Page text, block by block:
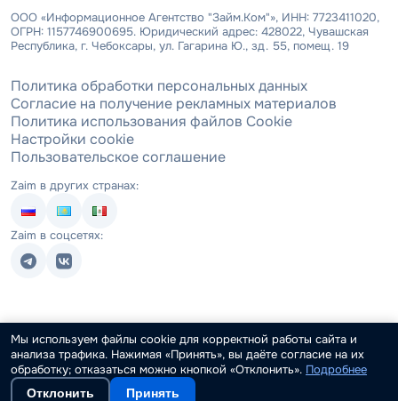
ООО «Информационное Агентство "Займ.Ком"», ИНН: 7723411020,
ОГРН: 1157746900695. Юридический адрес: 428022, Чувашская
Республика, г. Чебоксары, ул. Гагарина Ю., зд. 55, помещ. 19
Политика обработки персональных данных
Согласие на получение рекламных материалов
Политика использования файлов Cookie
Настройки cookie
Пользовательское соглашение
Zaim в других странах:
Zaim в соцсетях:
Мы используем файлы cookie для корректной работы сайта и
анализа трафика. Нажимая «Принять», вы даёте согласие на их
обработку; отказаться можно кнопкой «Отклонить». Подробнее
Отклонить Принять